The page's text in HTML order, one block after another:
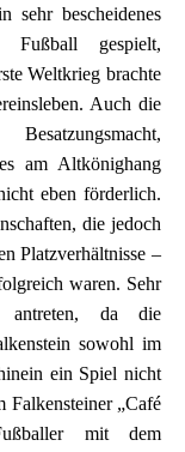
sehr bescheidenes
Fußball gespielt,
Weltkrieg brachte
Auch die
am Altkönighang
eben förderlich.
die jedoch
Platzverhältnisse –
waren. Sehr
antreten, da die
sowohl im
ein Spiel nicht
Falkensteiner „Café
mit dem